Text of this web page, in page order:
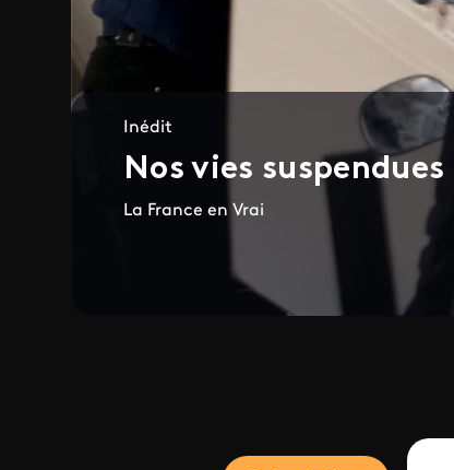
Inédit
Nos vies suspendues
La France en Vrai